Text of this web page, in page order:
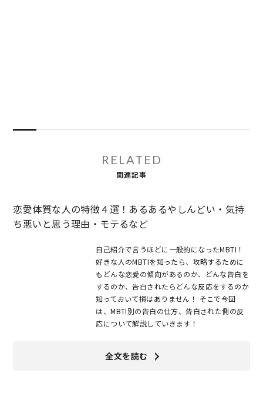
RELATED
関連記事
恋愛体質な人の特徴４選！あるあるやしんどい・気持
ち悪いと思う理由・モテるなど
自己紹介で言うほどに一般的になったMBTI！
好きな人のMBTIを知ったら、攻略するために
もどんな恋愛の傾向があるのか、どんな告白を
するのか、告白されたらどんな反応をするのか
知っておいて損はありません！ そこで今回
は、MBTI別の告白の仕方、告白された側の反
応について解説していきます！
全文を読む